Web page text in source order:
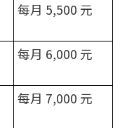
每月 5,500 元
每月 6,000 元
每月 7,000 元